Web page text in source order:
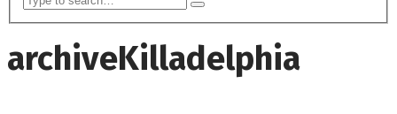
archiveKilladelphia